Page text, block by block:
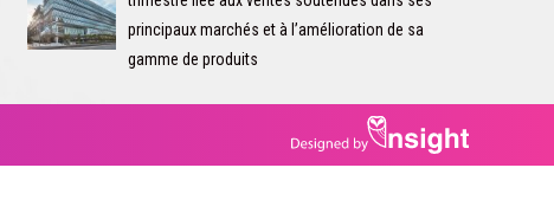
principaux marchés et à l’amélioration de sa
gamme de produits